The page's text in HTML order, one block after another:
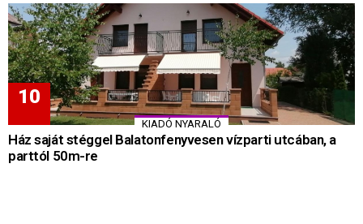
KIADÓ NYARALÓ
Ház saját stéggel Balatonfenyvesen vízparti utcában, a
parttól 50m-re